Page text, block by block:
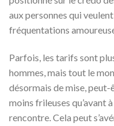
aux personnes qui
fréquentations
Parfois, les tarifs sont
hommes, mais tout le
désormais de mise,
moins frileuses qu’avant
rencontre. Cela peut